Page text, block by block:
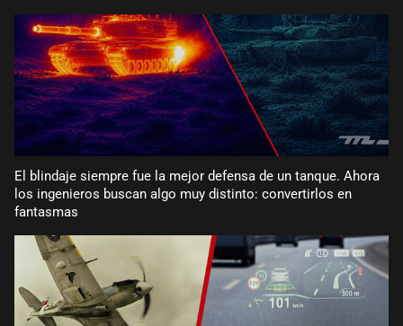
El blindaje siempre fue la mejor defensa de un tanque. Ahora
los ingenieros buscan algo muy distinto: convertirlos en
fantasmas